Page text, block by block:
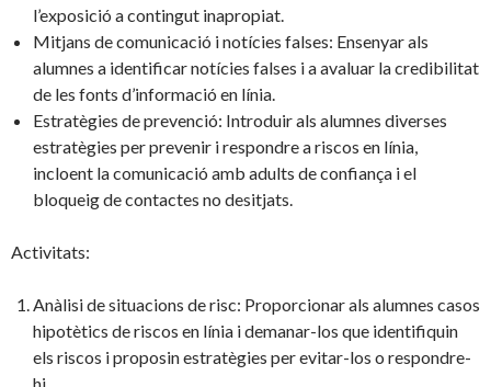
l’exposició a contingut inapropiat.
Mitjans de comunicació i notícies falses: Ensenyar als
alumnes a identificar notícies falses i a avaluar la credibilitat
de les fonts d’informació en línia.
Estratègies de prevenció: Introduir als alumnes diverses
estratègies per prevenir i respondre a riscos en línia,
incloent la comunicació amb adults de confiança i el
bloqueig de contactes no desitjats.
Activitats:
Anàlisi de situacions de risc: Proporcionar als alumnes casos
hipotètics de riscos en línia i demanar-los que identifiquin
els riscos i proposin estratègies per evitar-los o respondre-